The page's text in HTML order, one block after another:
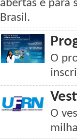
abertas e para
Brasil.
O
O